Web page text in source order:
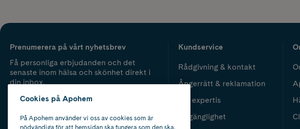
Prenumerera på vårt nyhetsbrev
Få personliga erbjudanden och det
senaste inom hälsa och skönhet direkt i
din inbox.
Kundservice
Rådgivning & kontakt
Ångerrätt & reklamation
Vår expertis
Tillgänglighet
Cookies på Apohem
På Apohem använder vi oss av cookies som är
nödvändiga för att hemsidan ska fungera som den ska.